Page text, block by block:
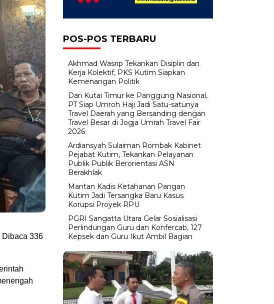
Dibaca 336
POS-POS TERBARU
Akhmad Wasrip Tekankan Disiplin dan
Kerja Kolektif, PKS Kutim Siapkan
Kemenangan Politik
Dari Kutai Timur ke Panggung Nasional,
PT Siap Umroh Haji Jadi Satu-satunya
Travel Daerah yang Bersanding dengan
Travel Besar di Jogja Umrah Travel Fair
2026
Ardiansyah Sulaiman Rombak Kabinet
Pejabat Kutim, Tekankan Pelayanan
Publik Publik Berorientasi ASN
Berakhlak
Mantan Kadis Ketahanan Pangan
Kutim Jadi Tersangka Baru Kasus
Korupsi Proyek RPU
PGRI Sangatta Utara Gelar Sosialisasi
Perlindungan Guru dan Konfercab, 127
Kepsek dan Guru Ikut Ambil Bagian